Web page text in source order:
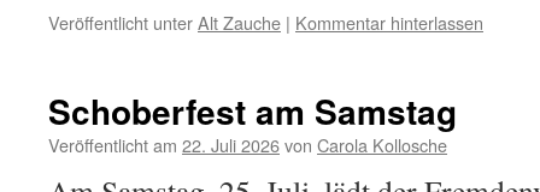
Veröffentlicht unterAlt Zauche | Kommentar hinterlassen
Schoberfest am Samstag
Veröffentlicht am 22. Juli 2026von Carola Kollosche